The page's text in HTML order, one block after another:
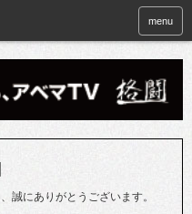
menu
誠にありがとうございます。